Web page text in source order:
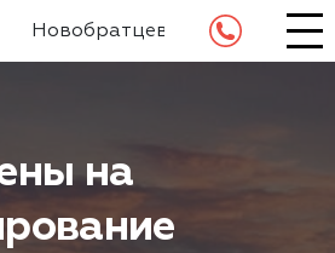
Новобратцевский
на